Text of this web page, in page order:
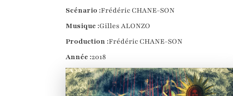
Scénario :Frédéric CHANE-SON
Musique :Gilles ALONZO
Production :Frédéric CHANE-SON
Année :2018